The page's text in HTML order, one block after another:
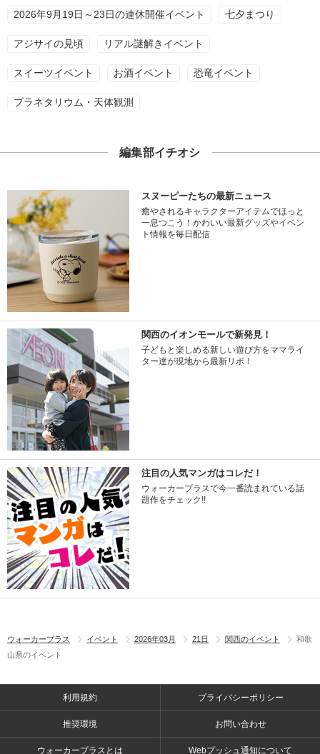
2026年9月19日～23日の連休開催イベント 七夕まつり
アジサイの見頃 リアル謎解きイベント
スイーツイベント お酒イベント 恐竜イベント
プラネタリウム・天体観測
編集部イチオシ
スヌーピーたちの最新ニュース
癒やされるキャラクターアイテムでほっと
一息つこう！かわいい最新グッズやイベン
ト情報を毎日配信
関西のイオンモールで新発見！
子どもと楽しめる新しい遊び方をママライ
ター達が現地から最新リポ！
注目の人気マンガはコレだ！
ウォーカープラスで今一番読まれている話
題作をチェック!!
ウォーカープラス イベント 2026年03月 21日 関西のイベント
和歌
山県のイベント
利用規約 プライバシーポリシー
推奨環境 お問い合わせ
ウォーカープラスとは Webプッシュ通知について